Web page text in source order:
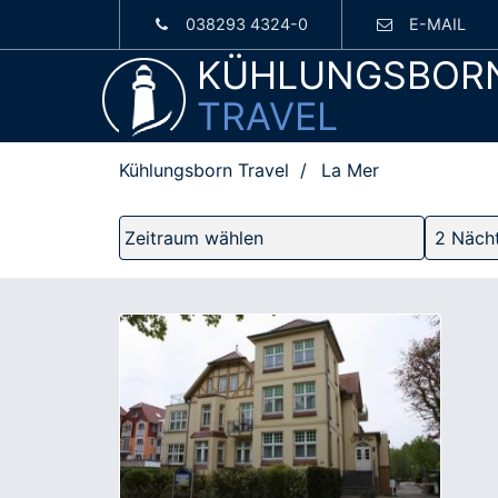
038293 4324-0 E-MAIL
TRAVEL
Kühlungsborn Travel La Mer